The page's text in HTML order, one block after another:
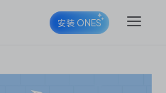
安装 ONES